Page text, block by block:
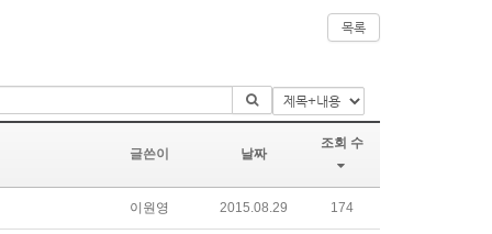
목록
글쓴이 날짜
조회 수
이원영 2015.08.29 174